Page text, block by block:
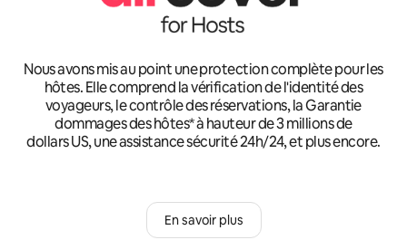
Nous avons mis au point une protection complète pour les
hôtes. Elle comprend la vérification de l'identité des
voyageurs, le contrôle des réservations, la Garantie
dommages des hôtes* à hauteur de 3 millions de
dollars US, une assistance sécurité 24h/24, et plus encore.
En savoir plus